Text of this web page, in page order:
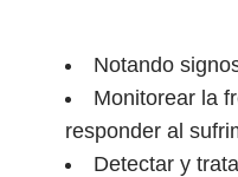
Notando
Monitorear la
responder al
Detectar y